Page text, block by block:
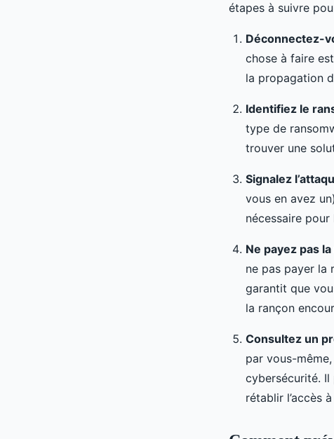
étapes à suivre
Déconnectez-
chose à faire
la propagation
Identifiez le
type de
trouver une
Signalez
vous en avez
nécessaire pour
Ne payez pas
ne pas payer la
garantit que
la rançon
Consultez un
par vous-
cybersécurité.
rétablir l’accès